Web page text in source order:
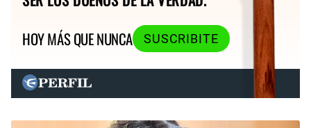
HOY MÁS QUE NUNCA
SUSCRIBITE